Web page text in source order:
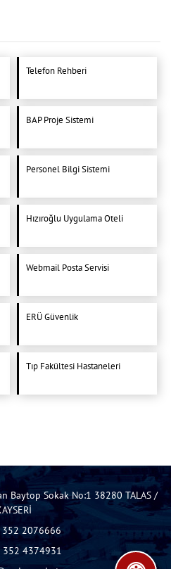
Telefon Rehberi
BAP Proje Sistemi
Personel Bilgi Sistemi
Hızıroğlu Uygulama Oteli
Webmail Posta Servisi
ERÜ Güvenlik
Tıp Fakültesi Hastaneleri
Baytop Sokak No:1 38280 TALAS /
352 2076666
352 4374931